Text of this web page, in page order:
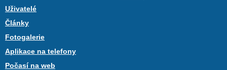
Uživatelé
Články
Fotogalerie
Aplikace na telefony
Počasí na web